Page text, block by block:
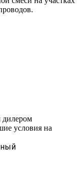
условия на